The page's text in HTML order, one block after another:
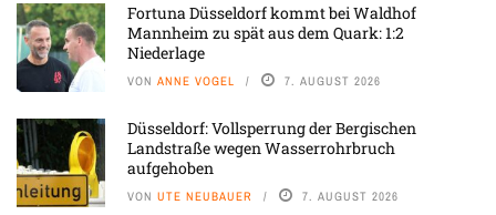
Fortuna Düsseldorf kommt bei Waldhof
Mannheim zu spät aus dem Quark: 1:2
Niederlage
VON ANNE VOGEL 7. AUGUST 2026
Düsseldorf: Vollsperrung der Bergischen
Landstraße wegen Wasserrohrbruch
aufgehoben
VON UTE NEUBAUER 7. AUGUST 2026